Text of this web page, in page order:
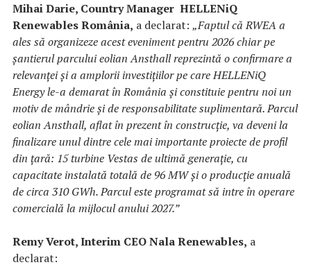
Mihai Darie, Country Manager HELLENiQ
Renewables România, a declarat: „Faptul că RWEA a
ales să organizeze acest eveniment pentru 2026 chiar pe
șantierul parcului eolian Ansthall reprezintă o confirmare a
relevanței și a amplorii investițiilor pe care HELLENiQ
Energy le-a demarat în România și constituie pentru noi un
motiv de mândrie și de responsabilitate suplimentară.Parcul
eolian Ansthall, aflat în prezent în construcție, va deveni la
finalizare unul dintre cele mai importante proiecte de profil
din țară: 15 turbine Vestas de ultimă generație, cu
capacitate instalată totală de 96 MW și o producție anuală
de circa 310 GWh. Parcul este programat să intre în operare
comercială la mijlocul anului 2027.”
Remy Verot, Interim CEO Nala Renewables, a
declarat: